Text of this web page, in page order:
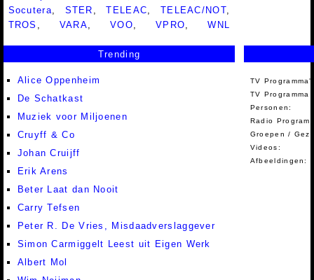
Socutera, STER ,TELEAC, TELEAC/NOT,
TROS , VARA,VOO,VPRO,WNL
Trending
Alice Oppenheim
De Schatkast
Muziek voor Miljoenen
Cruyff & Co
Johan Cruijff
Erik Arens
Beter Laat dan Nooit
Carry Tefsen
Peter R. De Vries, Misdaadverslaggever
Simon Carmiggelt Leest uit Eigen Werk
Albert Mol
TV
TV Programma
Personen:
Radio
Groepen /
Videos:
Afbeeldingen: